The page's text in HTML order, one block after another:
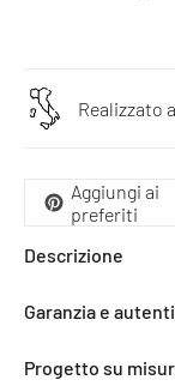
Realizzato
Aggiungi ai
preferiti
Descrizione
Garanzia e
Progetto su